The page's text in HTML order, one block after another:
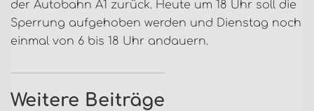
der Autobahn A1 zurück. Heute um 18 Uhr soll die
Sperrung aufgehoben werden und Dienstag noch
einmal von 6 bis 18 Uhr andauern.
Weitere Beiträge